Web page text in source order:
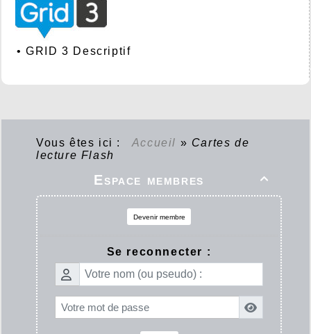
•GRID 3 Descriptif
Vous êtes ici : Accueil » Cartes de
lecture Flash

Espace membres
Devenir membre
Se reconnecter :